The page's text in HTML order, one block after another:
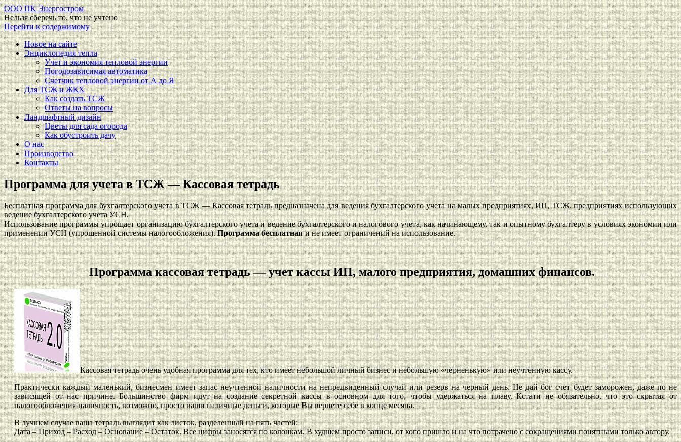
ООО ПК Энергостром
Нельзя сберечь то, что не учтено
Перейти к содержимому
Новое на сайте
Энциклопедия тепла
Учет и экономия тепловой энергии
Погодозависимая автоматика
Счетчик тепловой энергии от А до Я
Для ТСЖ и ЖКХ
Как создать ТСЖ
Ответы на вопросы
Ландшафтный дизайн
Цветы для сада огорода
Как обустроить дачу
О нас
Производство
Контакты
Программа для учета в ТСЖ — Кассовая тетрадь
Бесплатная программа для бухгалтерского учета в ТСЖ — Кассовая тетрадь предназначена для ведения бухгалтерского учета на малых предприятиях, ИП, ТСЖ, предприятиях использующих
ведение бухгалтерского учета УСН.
Использование программы упрощает организацию бухгалтерского учета и ведение бухгалтерского и налогового учета, как начинающему, так и опытному бухгалтеру в условиях экономии или
применении УСН (упрощенной системы налогообложения).Программа бесплатнаяи не имеет ограничений на использование.
Программа кассовая тетрадь — учет кассы ИП, малого предприятия, домашних финансов.
Кассовая тетрадь очень удобная программа для тех, кто имеет небольшой личный бизнес и небольшую «черненькую» или неучтенную кассу.
Практически каждый маленький, бизнесмен имеет запас неучтенной наличности на непредвиденный случай или резерв на черный день. Не дай бог счет будет заморожен, даже по не
зависящей от нас причине. Большинство фирм идут на создание секретной кассы в основном для того, чтобы удержаться на плаву. Кстати не обязательно, что это скрытая от
налогообложения наличность, возможно, просто ваши наличные деньги, которые Вы вернете себе в конце месяца.
В лучшем случае ваша тетрадь выглядит как листок, разделенный на пять частей:
Дата – Приход – Расход – Основание – Остаток. Все цифры заносятся по колонкам. В худшем просто записи, от кого пришло и на что потрачено с сокращениями понятными только автору.